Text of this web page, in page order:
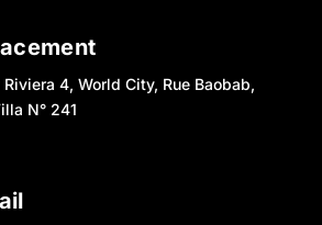
4, World City, Rue Baobab,
N° 241